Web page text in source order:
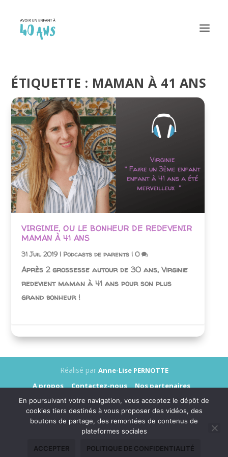
ÉTIQUETTE : MAMAN À 41 ANS
VIRGINIE, OU LE BONHEUR DE REDEVENIR
MAMAN À 41 ANS
31 Juil 2019| Podcasts de parents |0
Après 2 grossesse autour de 30 ans, Virginie
redevient maman à 41 ans pour son plus
grand bonheur !
Réalisé par Anne-Lise PERNOTTE
A propos
Contactez-nous
Nos partenaires
Annonceurs
Presse
Mentions légales
Données personnelles
En poursuivant votre navigation, vous acceptez le dépôt de
cookies tiers destinés à vous proposer des vidéos, des
boutons de partage, des remontées de contenus de
plateformes sociales
ACCEPTER POLITIQUE DE CONFIDENTIALITÉ